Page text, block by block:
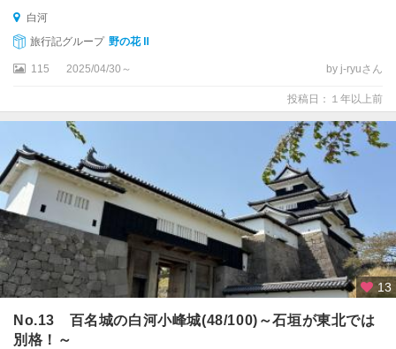
白河
旅行記グループ 野の花 Ⅱ
115 2025/04/30～ by j-ryuさん
投稿日：１年以上前
13
No.13 百名城の白河小峰城(48/100)～石垣が東北では
別格！～